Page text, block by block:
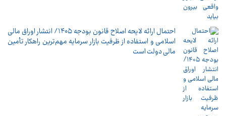
احتمال ارائه لایحه اصلاح قانون بودجه ۱۴۰۵/ انتشار اوراق مالی
اسلامی و استفاده از ظرفیت بازار سرمایه مهم‌ترین راهکار تأمین
مالی دولت است